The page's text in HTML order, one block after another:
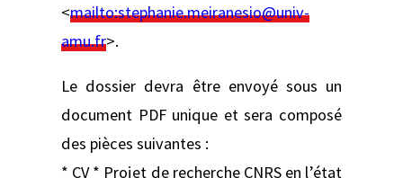
<mailto:stephanie.meiranesio@univ-
amu.fr>.
Le dossier devra être envoyé sous un
document PDF unique et sera composé
des pièces suivantes :
* CV * Projet de recherche CNRS en l’état